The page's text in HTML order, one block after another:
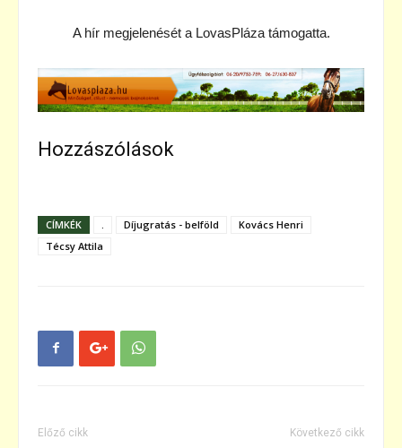
A hír megjelenését a LovasPláza támogatta.
Hozzászólások
CÍMKÉK Díjugratás - belföld
Kovács Henri
Técsy Attila
Előző cikk Következő cikk